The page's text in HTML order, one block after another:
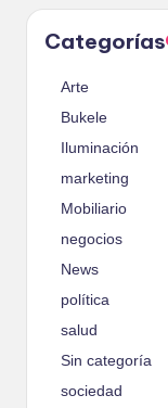
Categorías
Arte
Bukele
Iluminación
marketing
Mobiliario
negocios
News
política
salud
Sin categoría
sociedad